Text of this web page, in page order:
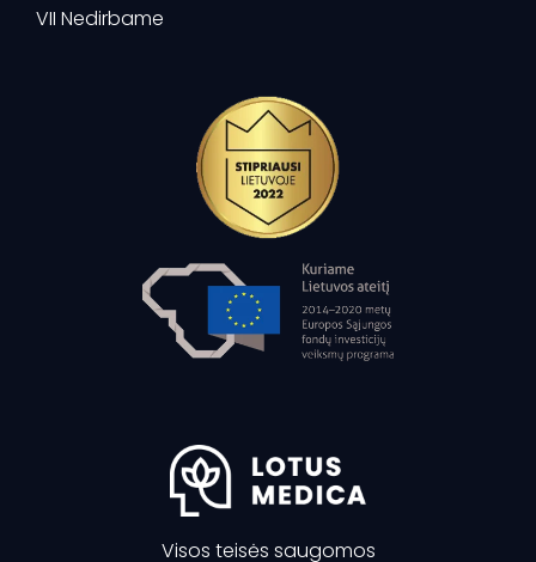
Visos teisės saugomos
VII Nedirbame